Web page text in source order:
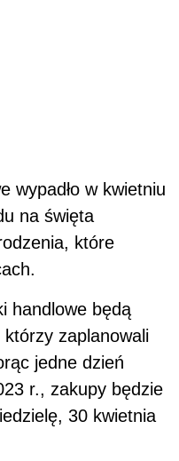
wypadło w kwietniu
na święta
które
handlowe będą
zaplanowali
jedne dzień
r., zakupy będzie
30 kwietnia